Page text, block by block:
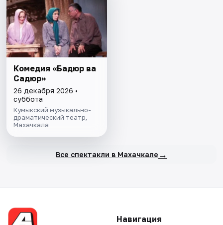
Комедия «Бадюр ва
Садюр»
26 декабря 2026 •
суббота
Кумыкский музыкально-
драматический театр,
Махачкала
Все спектакли в Махачкале →
Навигация